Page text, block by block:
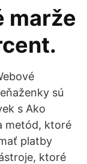
marže
sú
s Ako
metód, ktoré
platby
ktoré